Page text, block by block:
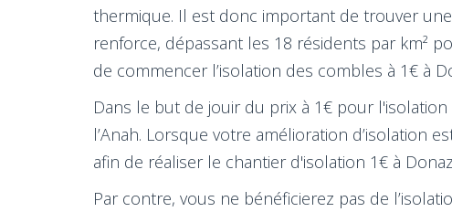
thermique. Il est donc important de trouver
renforce, dépassant les 18 résidents par km²
de commencer l’isolation des combles à 1€ à
Dans le but de jouir du prix à 1€ pour
l’Anah. Lorsque votre amélioration
afin de réaliser le chantier d'isolation 1€ à
Par contre, vous ne bénéficierez pas de